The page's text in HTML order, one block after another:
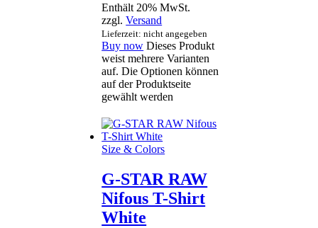
Enthält 20% MwSt.
zzgl.Versand
Lieferzeit: nicht angegeben
Buy now Dieses Produkt
weist mehrere Varianten
auf. Die Optionen können
auf der Produktseite
gewählt werden
Size & Colors
G-STAR RAW
Nifous T-Shirt
White